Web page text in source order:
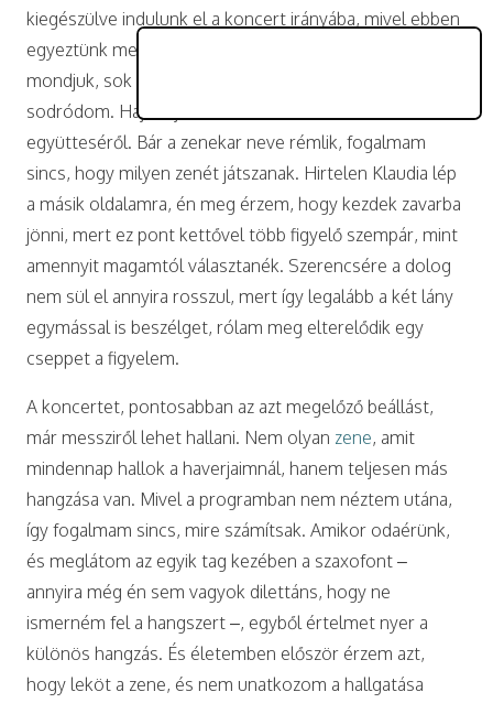
kiegészülve indulunk el a koncert irányába, mivel ebben
egyeztünk meg délutáni program gyanánt. Nekem,
mondjuk, sok közöm nincs a zenéhez, de mindegy, csak
sodródom. Hajni a jobb oldalamon beszél a kedvenc
együtteséről. Bár a zenekar neve rémlik, fogalmam
sincs, hogy milyen zenét játszanak. Hirtelen Klaudia lép
a másik oldalamra, én meg érzem, hogy kezdek zavarba
jönni, mert ez pont kettővel több figyelő szempár, mint
amennyit magamtól választanék. Szerencsére a dolog
nem sül el annyira rosszul, mert így legalább a két lány
egymással is beszélget, rólam meg elterelődik egy
cseppet a figyelem.
A koncertet, pontosabban az azt megelőző beállást,
már messziről lehet hallani. Nem olyan zene, amit
mindennap hallok a haverjaimnál, hanem teljesen más
hangzása van. Mivel a programban nem néztem utána,
így fogalmam sincs, mire számítsak. Amikor odaérünk,
és meglátom az egyik tag kezében a szaxofont –
annyira még én sem vagyok dilettáns, hogy ne
ismerném fel a hangszert –, egyből értelmet nyer a
különös hangzás. És életemben először érzem azt,
hogy leköt a zene, és nem unatkozom a hallgatása